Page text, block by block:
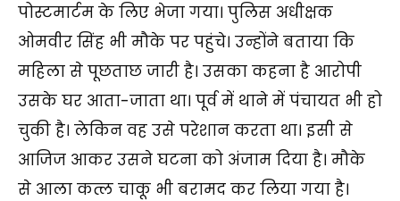
पोस्टमार्टम के लिए भेजा गया। पुलिस अधीक्षक
ओमवीर सिंह भी मौके पर पहुंचे। उन्होंने बताया कि
महिला से पूछताछ जारी है। उसका कहना है आरोपी
उसके घर आता-जाता था। पूर्व में थाने में पंचायत भी हो
चुकी है। लेकिन वह उसे परेशान करता था। इसी से
आजिज आकर उसने घटना को अंजाम दिया है। मौके
से आला कत्ल चाकू भी बरामद कर लिया गया है।